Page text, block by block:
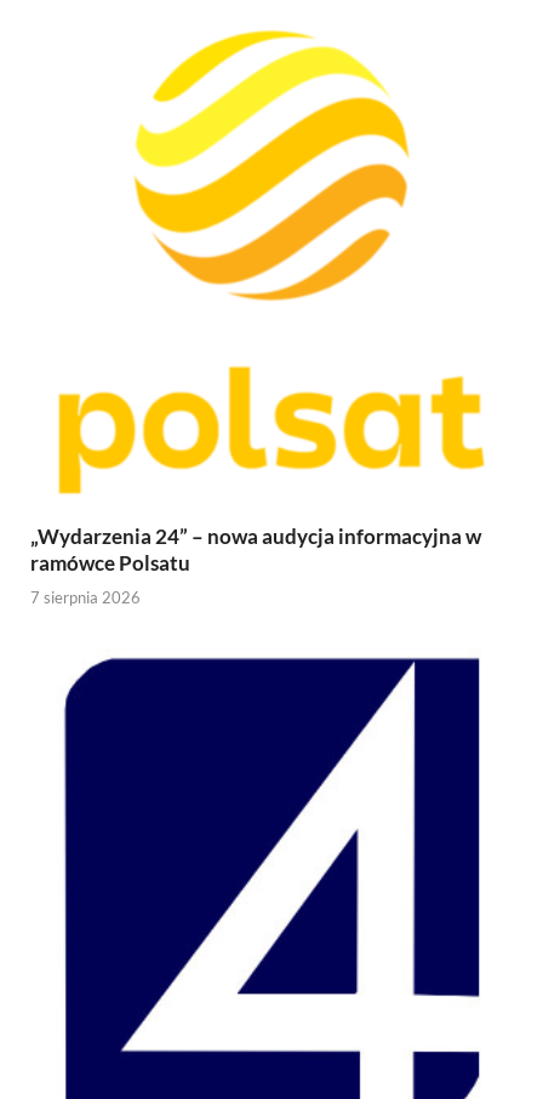
„Wydarzenia 24” – nowa audycja informacyjna w
ramówce Polsatu
7 sierpnia 2026